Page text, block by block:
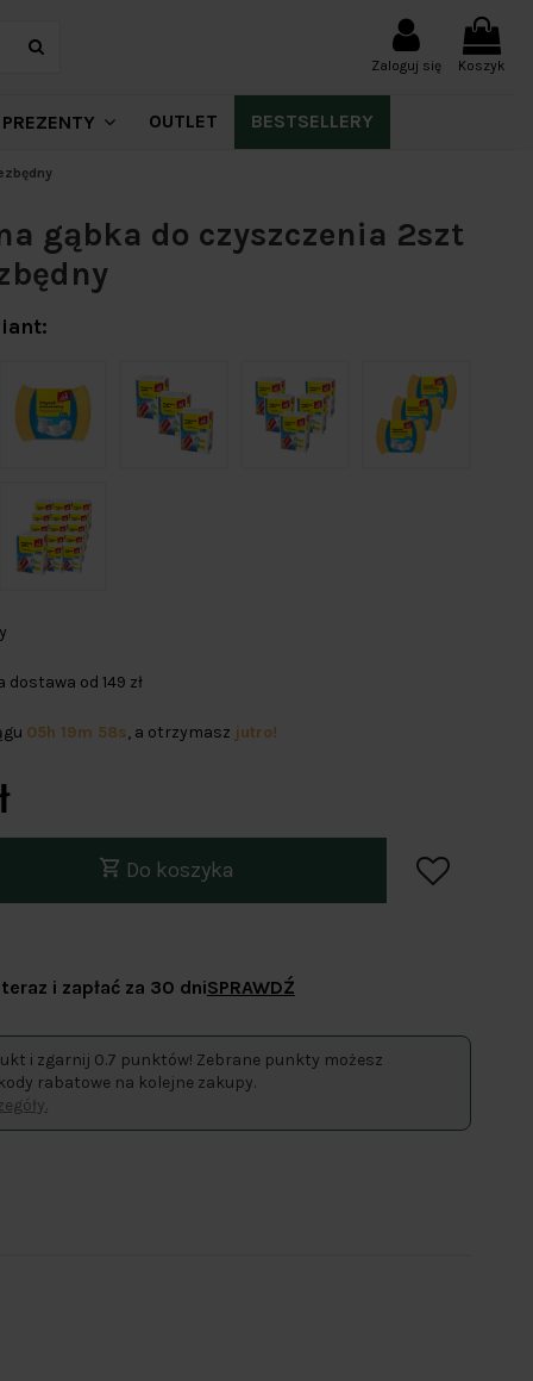
Zaloguj się Koszyk
PREZENTY OUTLET BESTSELLERY
gąbka do czyszczenia 2szt
dostawa od 149 zł
05h 19m 58s, a otrzymasz jutro!
Do koszyka
i zapłać za 30 dniSPRAWDŹ
i zgarnij 0.7 punktów! Zebrane punkty możesz
rabatowe na kolejne zakupy.